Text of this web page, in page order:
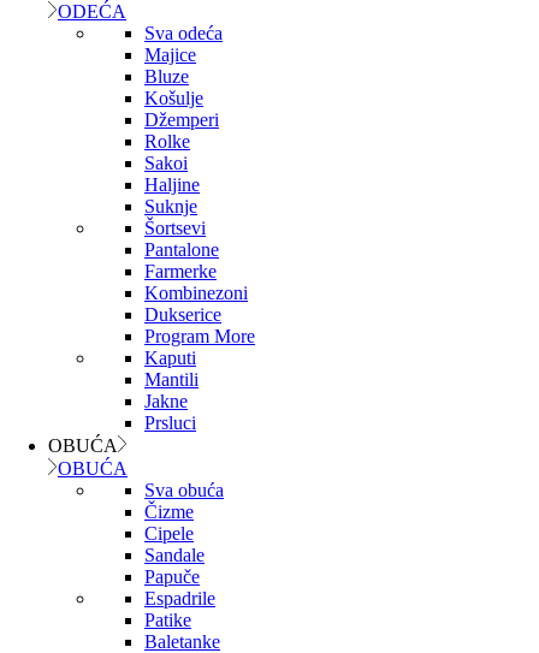
ODEĆA
Sva odeća
Majice
Bluze
Košulje
Džemperi
Rolke
Sakoi
Haljine
Suknje
Šortsevi
Pantalone
Farmerke
Kombinezoni
Dukserice
Program More
Kaputi
Mantili
Jakne
Prsluci
OBUĆA
OBUĆA
Sva obuća
Čizme
Cipele
Sandale
Papuče
Espadrile
Patike
Baletanke